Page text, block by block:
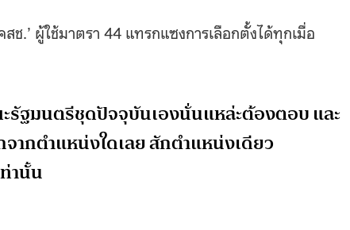
ช.’ ผู้ใช้มาตรา 44 แทรกแซงการเลือกตั้งได้ทุกเมื่อ
ฐมนตรีชุดปัจจุบันเองนั่นแหล่ะต้องตอบ และ
ากตำแหน่งใดเลย สักตำแหน่งเดียว
านั้น